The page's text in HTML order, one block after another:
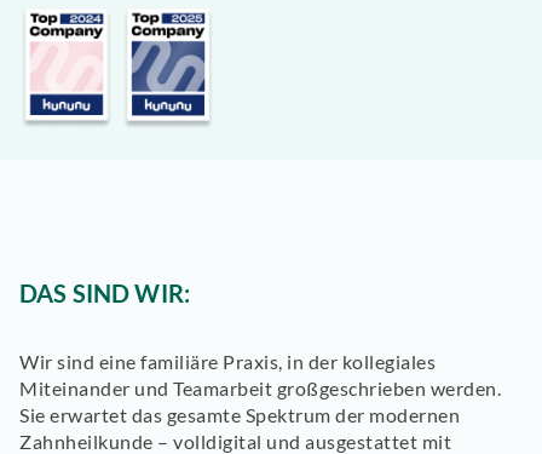
DAS SIND WIR:
Wir sind eine familiäre Praxis, in der kollegiales
Miteinander und Teamarbeit großgeschrieben werden.
Sie erwartet das gesamte Spektrum der modernen
Zahnheilkunde – volldigital und ausgestattet mit